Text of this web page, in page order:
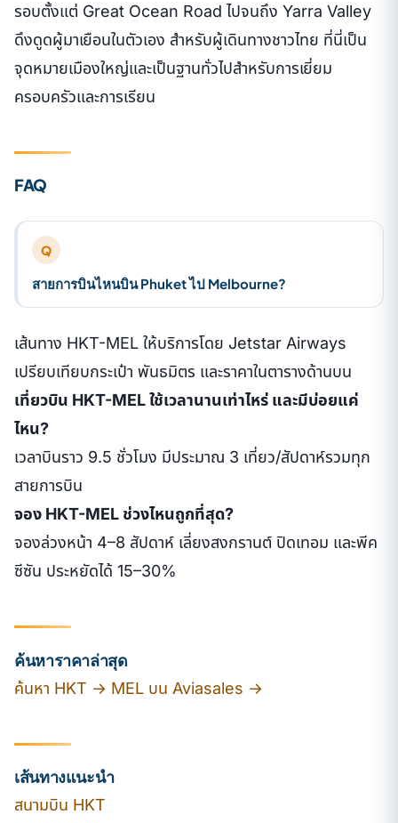
รอบตั้งแต่ Great Ocean Road ไปจนถึง Yarra Valley
ดึงดูดผู้มาเยือนในตัวเอง สำหรับผู้เดินทางชาวไทย ที่นี่เป็น
จุดหมายเมืองใหญ่และเป็นฐานทั่วไปสำหรับการเยี่ยม
ครอบครัวและการเรียน
FAQ
Q
สายการบินไหนบิน Phuket ไป Melbourne?
เส้นทาง HKT-MEL ให้บริการโดย Jetstar Airways
เปรียบเทียบกระเป๋า พันธมิตร และราคาในตารางด้านบน
เที่ยวบิน HKT-MEL ใช้เวลานานเท่าไหร่ และมีบ่อยแค่
ไหน?
เวลาบินราว 9.5 ชั่วโมง มีประมาณ 3 เที่ยว/สัปดาห์รวมทุก
สายการบิน
จอง HKT-MEL ช่วงไหนถูกที่สุด?
จองล่วงหน้า 4–8 สัปดาห์ เลี่ยงสงกรานต์ ปิดเทอม และพีค
ซีซัน ประหยัดได้ 15–30%
ค้นหาราคาล่าสุด
ค้นหา HKT → MEL บน Aviasales →
เส้นทางแนะนำ
สนามบิน HKT